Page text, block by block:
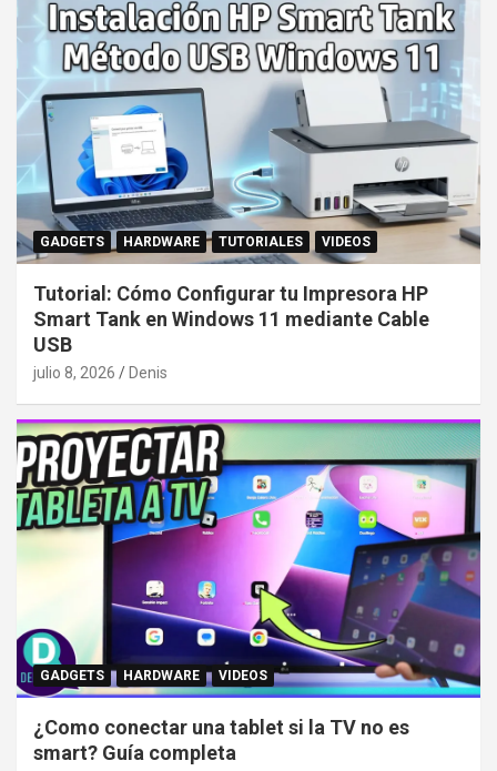
GADGETS HARDWARE TUTORIALES VIDEOS
Tutorial: Cómo Configurar tu Impresora HP
Smart Tank en Windows 11 mediante Cable
USB
julio 8, 2026 Denis
GADGETS HARDWARE VIDEOS
¿Como conectar una tablet si la TV no es
smart? Guía completa